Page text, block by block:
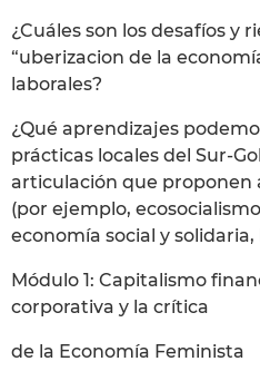
¿Cuáles son los desafíos y
“uberizacion de la
laborales?
​¿Qué aprendizajes
prácticas locales del Sur-
articulación que proponen
(por ejemplo,
economía social y
Módulo 1: Capitalismo
corporativa y la crítica
de la Economía Feminista